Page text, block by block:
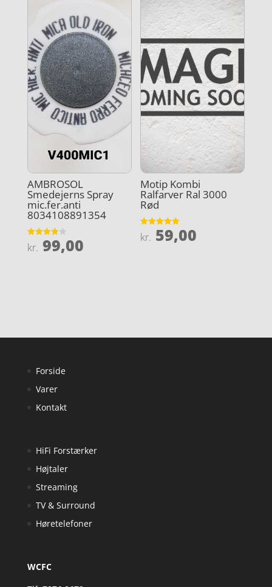
AMBROSOL
Smedejerns Spray
mic.fer.anti
8034108891354
Vurderet
3.9
kr. 99,00
Motip Kombi
Ralfarver Ral 3000
Rød
Vurderet
5
kr. 59,00
Forside
Varer
Kontakt
HiFi Forstærker
Højtaler
Streaming
TV & Surround
Høretelefoner
WCFC